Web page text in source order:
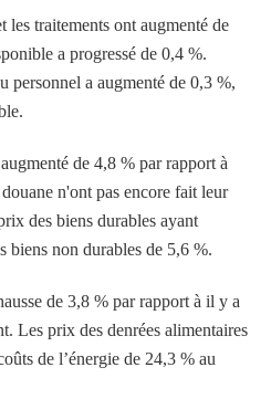
les traitements ont augmenté de
a progressé de 0,4 %.
a augmenté de 0,3 %,
de 4,8 % par rapport à
n'ont pas encore fait leur
des biens durables ayant
biens non durables de 5,6 %.
de 3,8 % par rapport à il y a
Les prix des denrées alimentaires
de l’énergie de 24,3 % au